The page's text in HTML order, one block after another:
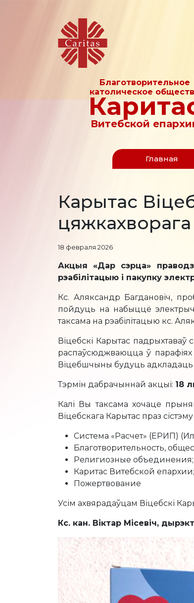
Благотворительное
католическое
Витебской
Главная
Карытас
18 февраля 2026
Акцыя «Дар сэрца»
рэабілітацыю і пакупку
Кс. Аляксандр Багдановіч,
пойдуць на набыццё
таксама на рэабілітацыю кс.
Віцебскі Карытас падрыхтаваў
распаўсюджваюцца ў парафіях
Віцебшчыны будуць адкладаць
Тэрмін дабрачыннай акцыі: 18
Калі Вы таксама хочаце
Віцебскага Карытас праз
Система «Расчет» (ЕРИП)
Благотворительность,
Религиозные объединения;
Каритас Витебской епархии;
Пожертвование
Усім ахвярадаўцам Віцебскі
Кс. кан. Віктар Місевіч,